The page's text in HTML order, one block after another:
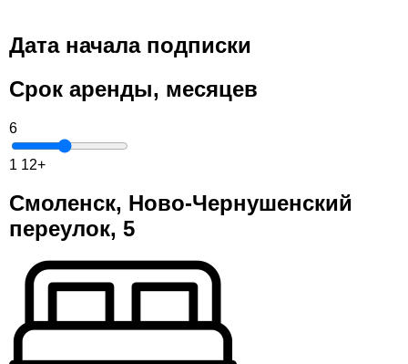
Дата начала подписки
Срок аренды, месяцев
6
1 12+
Смоленск, Ново-Чернушенский
переулок, 5